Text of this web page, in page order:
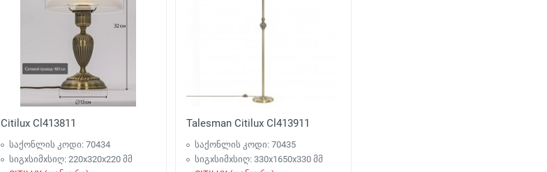
Citilux Cl413811
საქონლის კოდი: 70434
სიგxსიმxსიღ: 220x320x220 მმ
Talesman Citilux Cl413911
საქონლის კოდი: 70435
სიგxსიმxსიღ: 330x1650x330 მმ